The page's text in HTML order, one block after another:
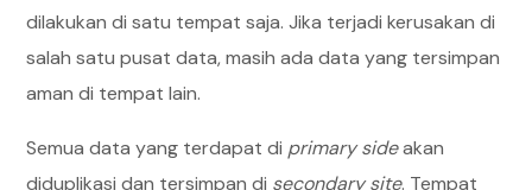
dilakukan di satu tempat saja. Jika terjadi kerusakan di
salah satu pusat data, masih ada data yang tersimpan
aman di tempat lain.
Semua data yang terdapat di primary sideakan
diduplikasi dan tersimpan di secondary site. Tempat